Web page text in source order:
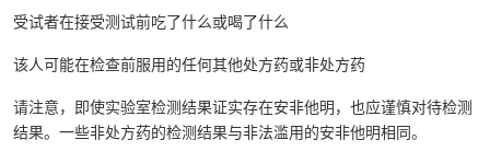
受试者在接受测试前吃了什么或喝了什么
该人可能在检查前服用的任何其他处方药或非处方药
请注意，即使实验室检测结果证实存在安非他明，也应谨慎对待检测
结果。一些非处方药的检测结果与非法滥用的安非他明相同。